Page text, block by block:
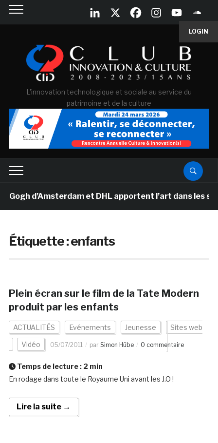
LOGIN
L'innovation technologique et sociale au service du
patrimoine et de la culture
d’Amsterdam et DHL apportent l’art dans les
Étiquette :enfants
Plein écran sur le film de la Tate Modern
produit par les enfants
ACTUALITÉS Evénements Jeunesse Sites web
Vidéo 05/07/2011 par Simon Hübe 0 commentaire
Temps de lecture : 2 min
En rodage dans toute le Royaume Uni avant les J.O !
Lire la suite →